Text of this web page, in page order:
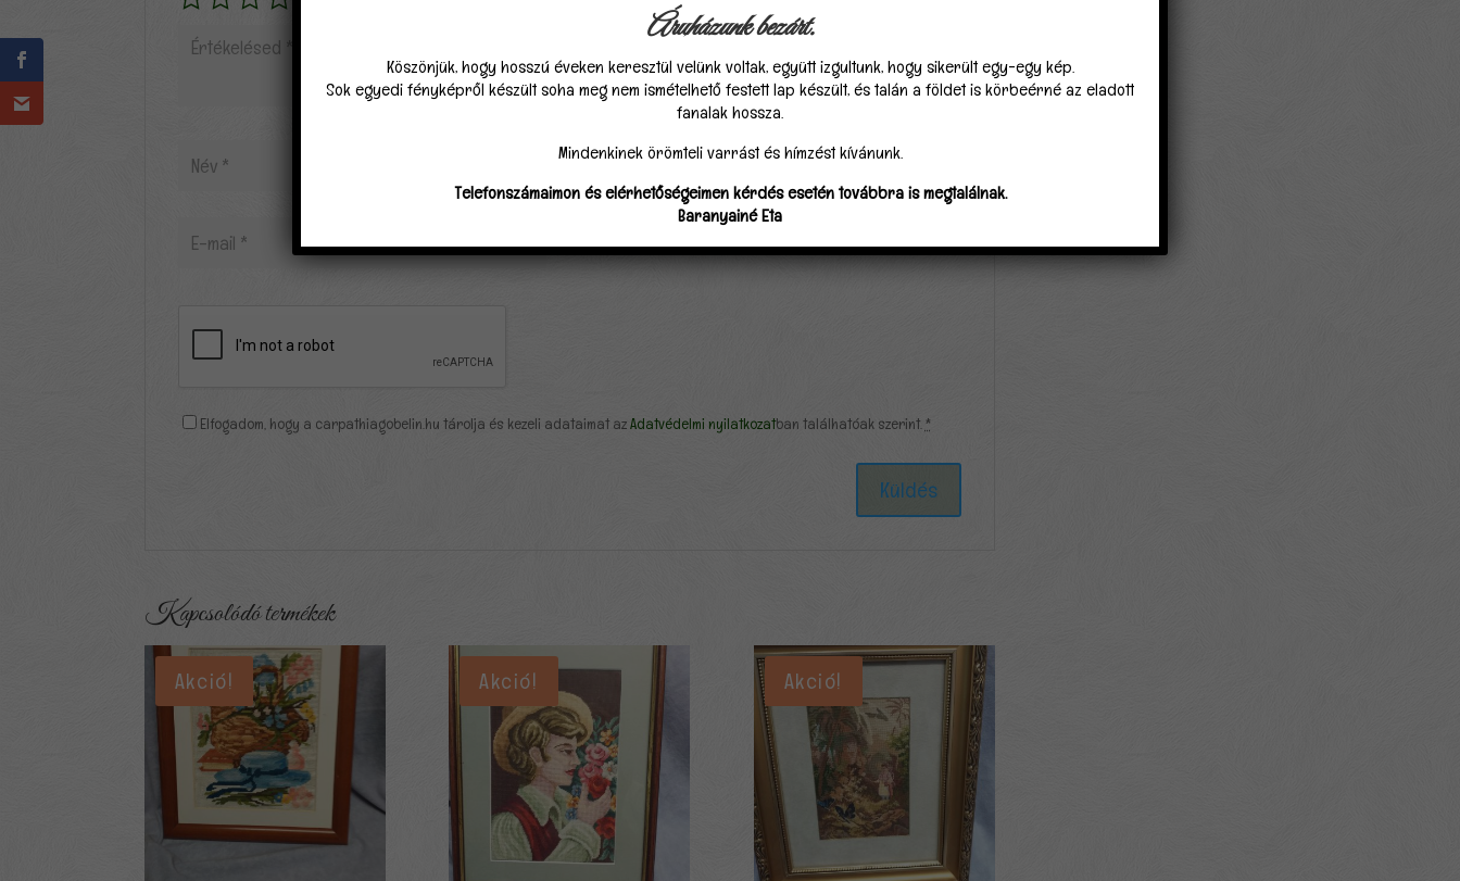
Elfogadom, hogy a carpathiagobelin.hu tárolja és kezeli adataimat azAdatvédelmi nyilatkozatban találhatóak szerint. *
Kapcsolódó termékek
Akció! Akció! Akció!
Áruházunk bezárt.
Köszönjük, hogy hosszú éveken keresztül velünk voltak, együtt izgultunk, hogy sikerült egy-egy kép.
Sok egyedi fényképről készült soha meg nem ismételhető festett lap készült, és talán a földet is körbeérné az eladott
fanalak hossza.
Mindenkinek örömteli varrást és hímzést kívánunk.
Telefonszámaimon és elérhetőségeimen kérdés esetén továbbra is megtalálnak.
Baranyainé Eta